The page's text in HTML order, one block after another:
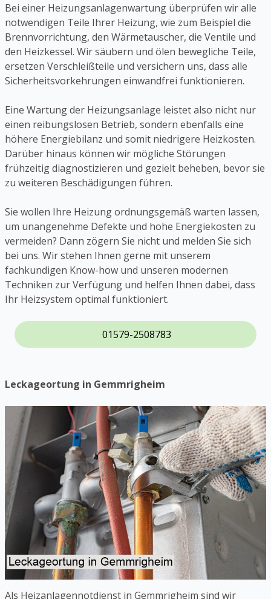
Bei einer Heizungsanlagenwartung überprüfen wir alle
notwendigen Teile Ihrer Heizung, wie zum Beispiel die
Brennvorrichtung, den Wärmetauscher, die Ventile und
den Heizkessel. Wir säubern und ölen bewegliche Teile,
ersetzen Verschleißteile und versichern uns, dass alle
Sicherheitsvorkehrungen einwandfrei funktionieren.
Eine Wartung der Heizungsanlage leistet also nicht nur
einen reibungslosen Betrieb, sondern ebenfalls eine
höhere Energiebilanz und somit niedrigere Heizkosten.
Darüber hinaus können wir mögliche Störungen
frühzeitig diagnostizieren und gezielt beheben, bevor sie
zu weiteren Beschädigungen führen.
Sie wollen Ihre Heizung ordnungsgemäß warten lassen,
um unangenehme Defekte und hohe Energiekosten zu
vermeiden? Dann zögern Sie nicht und melden Sie sich
bei uns. Wir stehen Ihnen gerne mit unserem
fachkundigen Know-how und unseren modernen
Techniken zur Verfügung und helfen Ihnen dabei, dass
Ihr Heizsystem optimal funktioniert.
01579-2508783
Leckageortung in Gemmrigheim
Als Heizanlagennotdienst in Gemmrigheim sind wir